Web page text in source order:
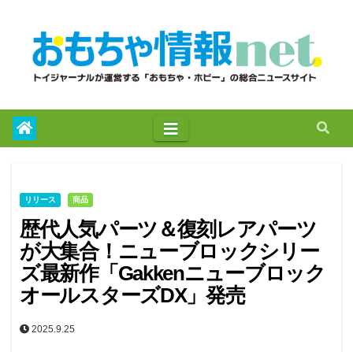
リリース 商品
歴代人気パーツ＆復刻レアパーツ
が大集合！ニューブロックシリー
ズ最新作「Gakkenニューブロック
オールスターズDX」発売
2025.9.25